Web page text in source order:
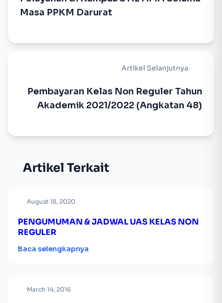
Masa PPKM Darurat
Artikel Selanjutnya
Pembayaran Kelas Non Reguler Tahun
Akademik 2021/2022 (Angkatan 48)
Artikel Terkait
August 18, 2020
PENGUMUMAN & JADWAL UAS KELAS NON
REGULER
Baca selengkapnya
March 14, 2016